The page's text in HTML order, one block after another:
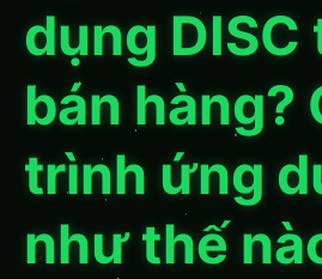
dụng DISC
bán hàng?
trình ứng
như thế